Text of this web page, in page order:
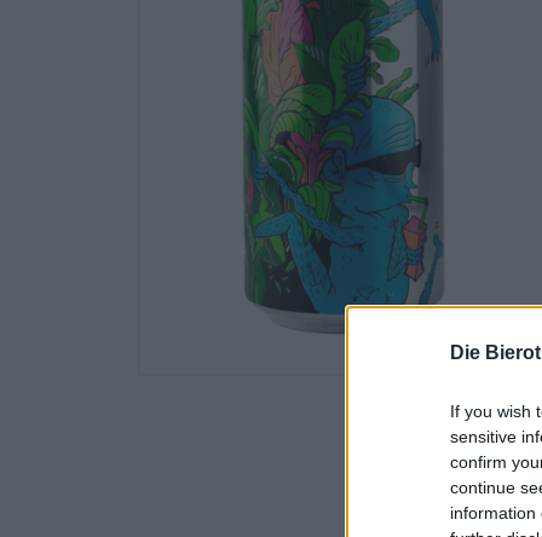
Die
If you wish
sensitive
confirm
continue
information